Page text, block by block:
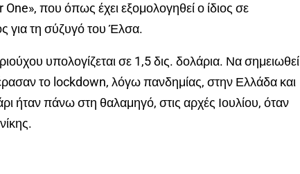
που όπως έχει εξομολογηθεί ο ίδιος σε
για τη σύζυγό του Έλσα.
υπολογίζεται σε 1,5 δις. δολάρια. Να σημειωθεί
το lockdown, λόγω πανδημίας, στην Ελλάδα και
ήταν πάνω στη θαλαμηγό, στις αρχές Ιουλίου, όταν